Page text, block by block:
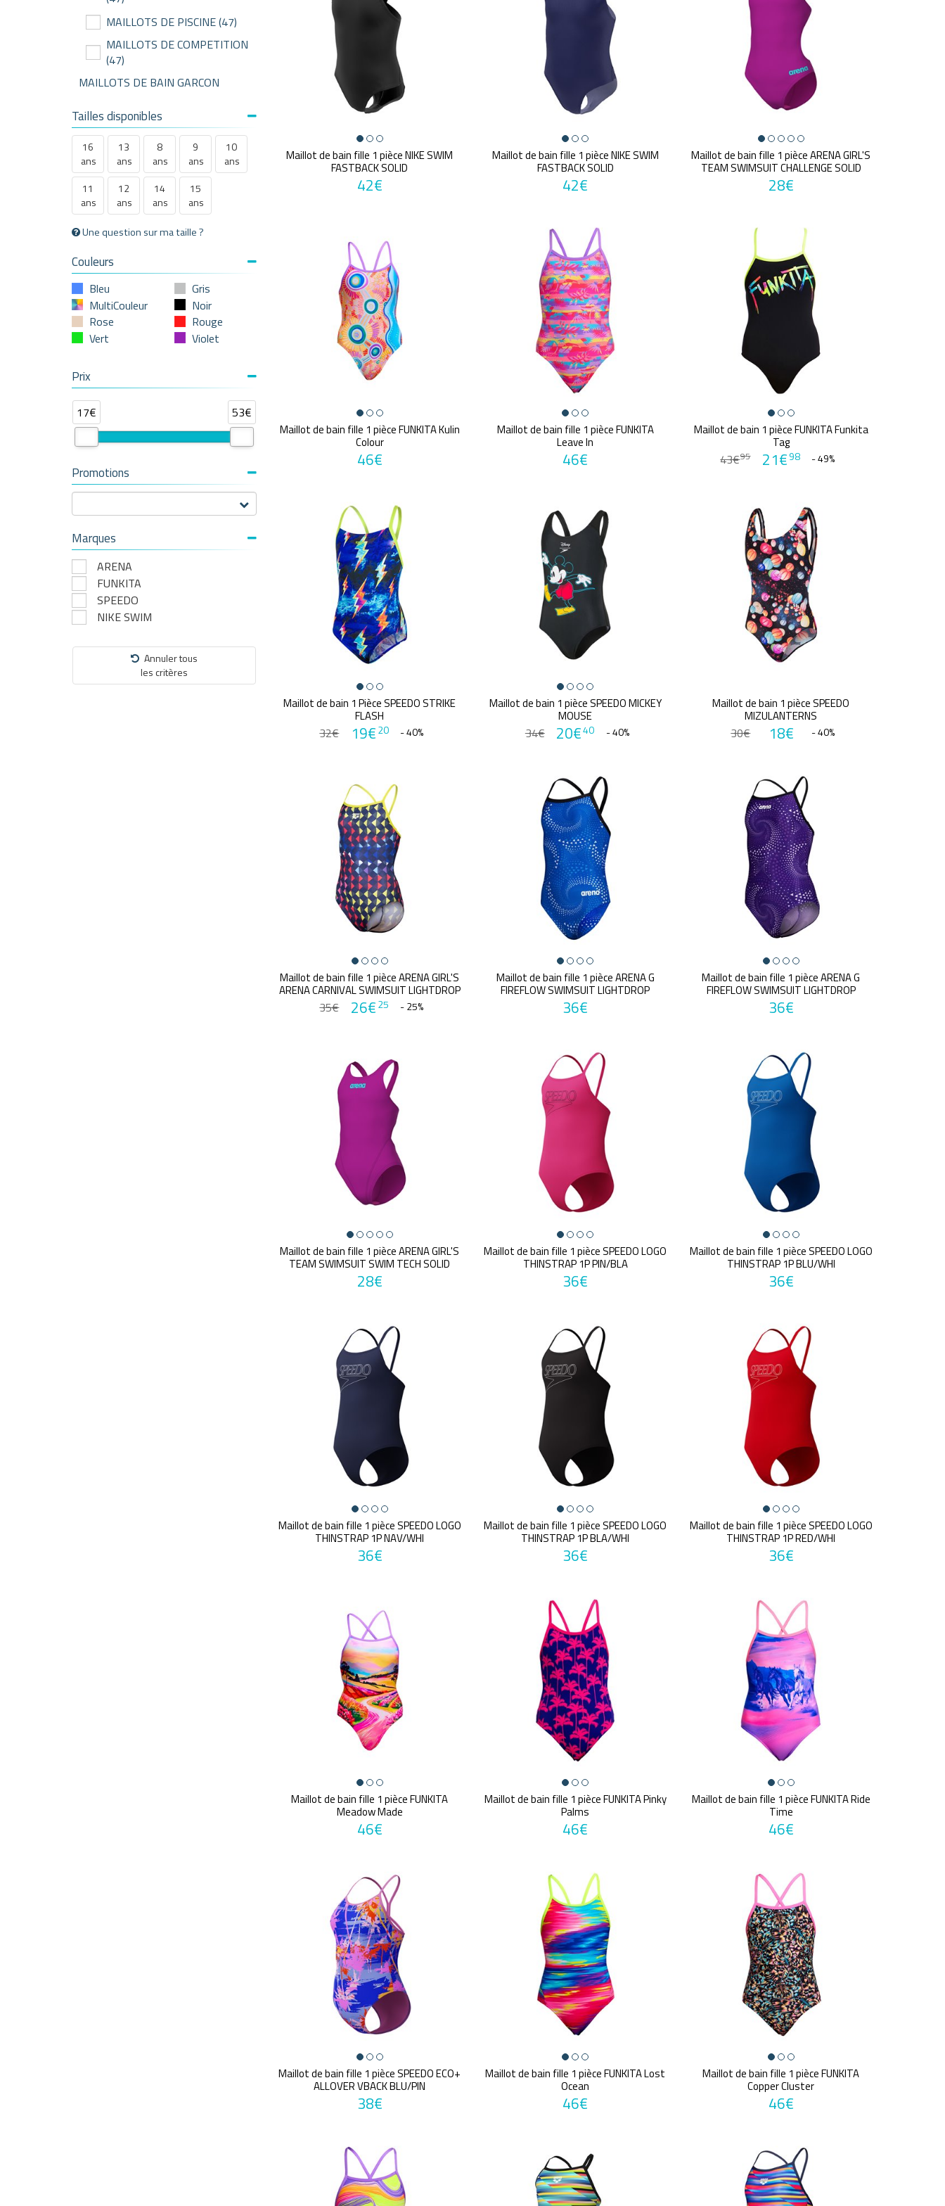
MAILLOTS DE PISCINE(47)
MAILLOTS DE COMPETITION
(47)
MAILLOTS DE BAIN GARCON
Tailles disponibles
16
ans
13
ans
8
ans
9
ans
10
ans
11
ans
12
ans
14
ans
15
ans
Une question sur ma taille ?
Couleurs
Bleu
Gris
MultiCouleur
Noir
Rose
Rouge
Vert
Violet
Prix
17€ 53€
Promotions
Marques
ARENA
FUNKITA
SPEEDO
NIKE SWIM
Annuler tous
les critères
Maillot de bain fille 1 pièce NIKE SWIM
FASTBACK SOLID
42€
Maillot de bain fille 1 pièce NIKE SWIM
FASTBACK SOLID
42€
Maillot de bain fille 1 pièce ARENA GIRL'S
TEAM SWIMSUIT CHALLENGE SOLID
28€
Maillot de bain fille 1 pièce FUNKITA Kulin
Colour
46€
Maillot de bain fille 1 pièce FUNKITA
Leave In
46€
Maillot de bain 1 pièce FUNKITA Funkita
Tag
43€95 21€98 - 49%
Maillot de bain 1 Pièce SPEEDO STRIKE
FLASH
32€ 19€20 - 40%
Maillot de bain 1 pièce SPEEDO MICKEY
MOUSE
34€ 20€40 - 40%
Maillot de bain 1 pièce SPEEDO
MIZULANTERNS
30€ 18€ - 40%
Maillot de bain fille 1 pièce ARENA GIRL'S
ARENA CARNIVAL SWIMSUIT LIGHTDROP
BACK
35€ 26€25 - 25%
Maillot de bain fille 1 pièce ARENA G
FIREFLOW SWIMSUIT LIGHTDROP
36€
Maillot de bain fille 1 pièce ARENA G
FIREFLOW SWIMSUIT LIGHTDROP
36€
Maillot de bain fille 1 pièce ARENA GIRL'S
TEAM SWIMSUIT SWIM TECH SOLID
28€
Maillot de bain fille 1 pièce SPEEDO LOGO
THINSTRAP 1P PIN/BLA
36€
Maillot de bain fille 1 pièce SPEEDO LOGO
THINSTRAP 1P BLU/WHI
36€
Maillot de bain fille 1 pièce SPEEDO LOGO
THINSTRAP 1P NAV/WHI
36€
Maillot de bain fille 1 pièce SPEEDO LOGO
THINSTRAP 1P BLA/WHI
36€
Maillot de bain fille 1 pièce SPEEDO LOGO
THINSTRAP 1P RED/WHI
36€
Maillot de bain fille 1 pièce FUNKITA
Meadow Made
46€
Maillot de bain fille 1 pièce FUNKITA Pinky
Palms
46€
Maillot de bain fille 1 pièce FUNKITA Ride
Time
46€
Maillot de bain fille 1 pièce SPEEDO ECO+
ALLOVER VBACK BLU/PIN
38€
Maillot de bain fille 1 pièce FUNKITA Lost
Ocean
46€
Maillot de bain fille 1 pièce FUNKITA
Copper Cluster
46€